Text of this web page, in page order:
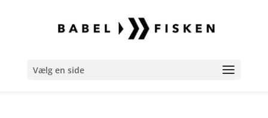
Vælg en side